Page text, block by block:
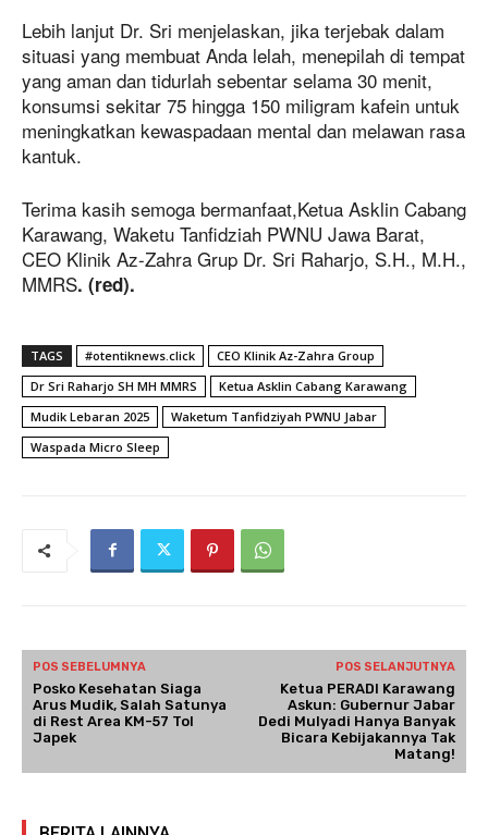
Lebih lanjut Dr. Sri menjelaskan, jika terjebak dalam
situasi yang membuat Anda lelah, menepilah di tempat
yang aman dan tidurlah sebentar selama 30 menit,
konsumsi sekitar 75 hingga 150 miligram kafein untuk
meningkatkan kewaspadaan mental dan melawan rasa
kantuk.
Terima kasih semoga bermanfaat,Ketua Asklin Cabang
Karawang, Waketu Tanfidziah PWNU Jawa Barat,
CEO Klinik Az-Zahra Grup Dr. Sri Raharjo, S.H., M.H.,
MMRS. (red).
TAGS #otentiknews.click
CEO Klinik Az-Zahra Group
Dr Sri Raharjo SH MH MMRS
Ketua Asklin Cabang Karawang
Mudik Lebaran 2025
Waketum Tanfidziyah PWNU Jabar
Waspada Micro Sleep
POS SEBELUMNYA
Posko Kesehatan Siaga
Arus Mudik, Salah Satunya
di Rest Area KM-57 Tol
Japek
POS SELANJUTNYA
Ketua PERADI Karawang
Askun: Gubernur Jabar
Dedi Mulyadi Hanya Banyak
Bicara Kebijakannya Tak
Matang!